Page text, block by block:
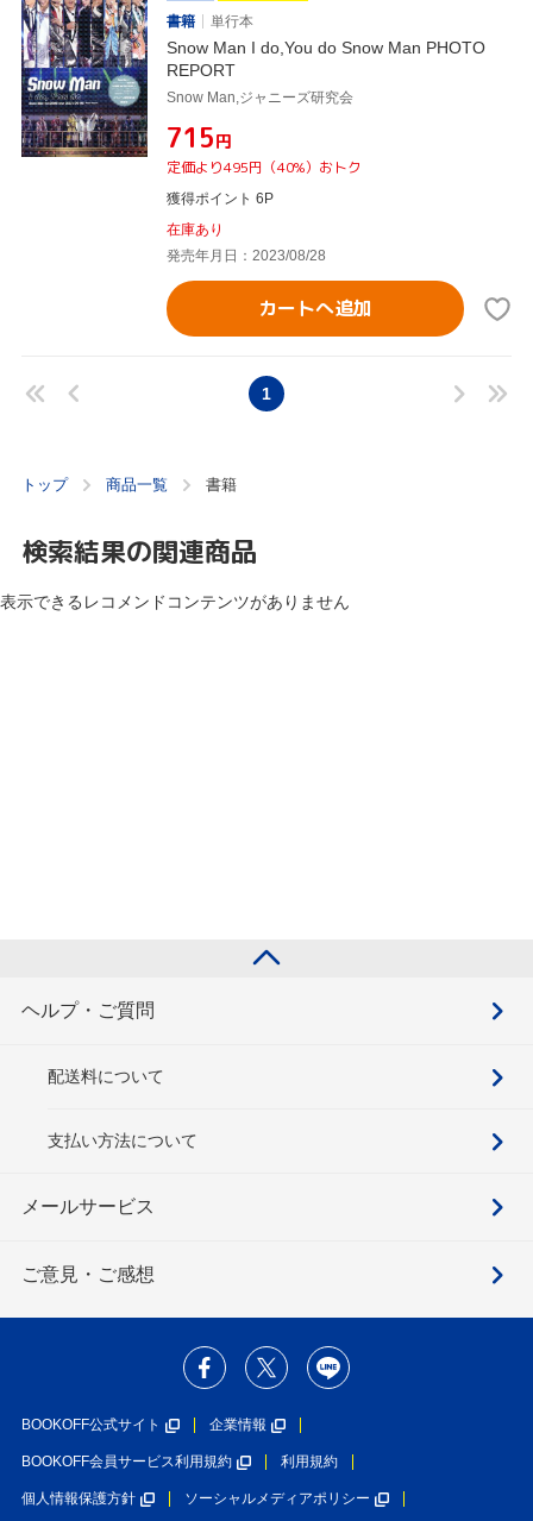
書籍
単行本
Snow Man I do,You do Snow Man PHOTO
REPORT
Snow Man,ジャニーズ研究会
¥715円
定価より495円（40%）おトク
獲得ポイント 6P
在庫あり
発売年月日：2023/08/28
カートへ追加
1
トップ 商品一覧 書籍
検索結果の関連商品
表示できるレコメンドコンテンツがありません
ヘルプ・ご質問
配送料について
支払い方法について
メールサービス
ご意見・ご感想
BOOKOFF公式サイト 企業情報
BOOKOFF会員サービス利用規約 利用規約
個人情報保護方針 ソーシャルメディアポリシー